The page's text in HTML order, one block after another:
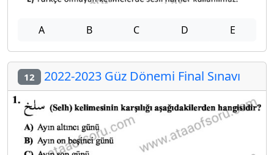
A B C D E
12 2022-2023 Güz Dönemi Final Sınavı